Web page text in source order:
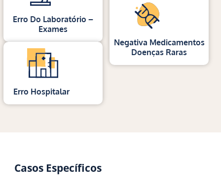
Erro Do Laboratório –
Exames
Erro Hospitalar
Negativa Medicamentos
Doenças Raras
Casos Específicos